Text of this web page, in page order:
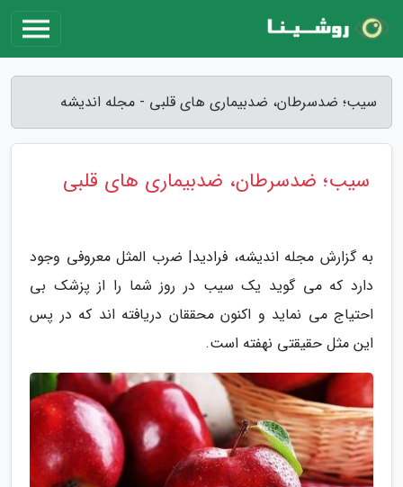
سیب؛ ضدسرطان، ضدبیماری های قلبی - مجله اندیشه
سیب؛ ضدسرطان، ضدبیماری های قلبی
به گزارش مجله اندیشه، فرادید| ضرب المثل معروفی وجود
دارد که می گوید یک سیب در روز شما را از پزشک بی
احتیاج می نماید و اکنون محققان دریافته اند که در پس
این مثل حقیقتی نهفته است.